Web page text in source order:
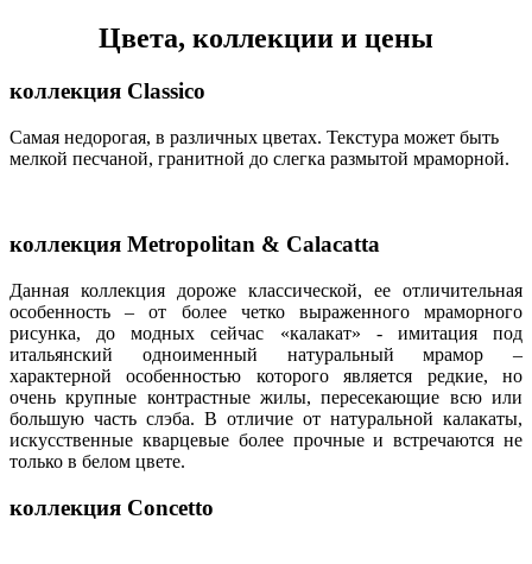
Цвета, коллекции и цены
коллекция Classico
Самая недорогая, в различных цветах. Текстура может быть
мелкой песчаной, гранитной до слегка размытой мраморной.
коллекция Metropolitan & Calacatta
Данная коллекция дороже классической, ее отличительная
особенность – от более четко выраженного мраморного
рисунка, до модных сейчас «калакат» - имитация под
итальянский одноименный натуральный мрамор –
характерной особенностью которого является редкие, но
очень крупные контрастные жилы, пересекающие всю или
большую часть слэба. В отличие от натуральной калакаты,
искусственные кварцевые более прочные и встречаются не
только в белом цвете.
коллекция Concetto